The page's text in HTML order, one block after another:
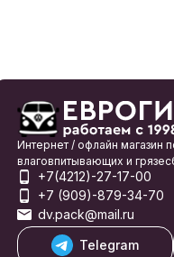
Интернет / офлайн магазин
влаговпитывающих и
+7(4212)-27-17-00
+7 (909)-879-34-70
dv.pack@mail.ru
Telegram